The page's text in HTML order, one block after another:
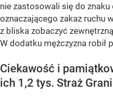
nie zastosowali się do
oznaczającego zakaz ruchu
z bliska zobaczyć
W dodatku mężczyzna robił
Ciekawość i
ich 1,2 tys. Straż